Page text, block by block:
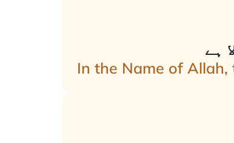
ہے
In the Name of Allah,